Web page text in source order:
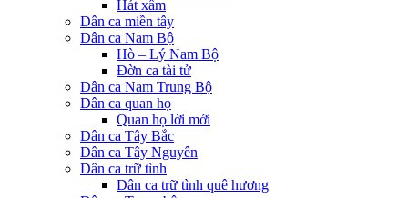
Hát xẩm
Dân ca miền tây
Dân ca Nam Bộ
Hò – Lý Nam Bộ
Đờn ca tài tử
Dân ca Nam Trung Bộ
Dân ca quan họ
Quan họ lời mới
Dân ca Tây Bắc
Dân ca Tây Nguyên
Dân ca trữ tình
Dân ca trữ tình quê hương